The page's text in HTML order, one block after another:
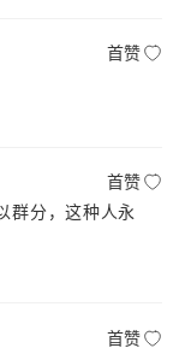
首赞
首赞
群分，这种人永
首赞